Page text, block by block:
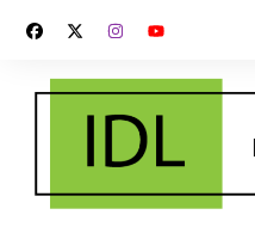
contenido